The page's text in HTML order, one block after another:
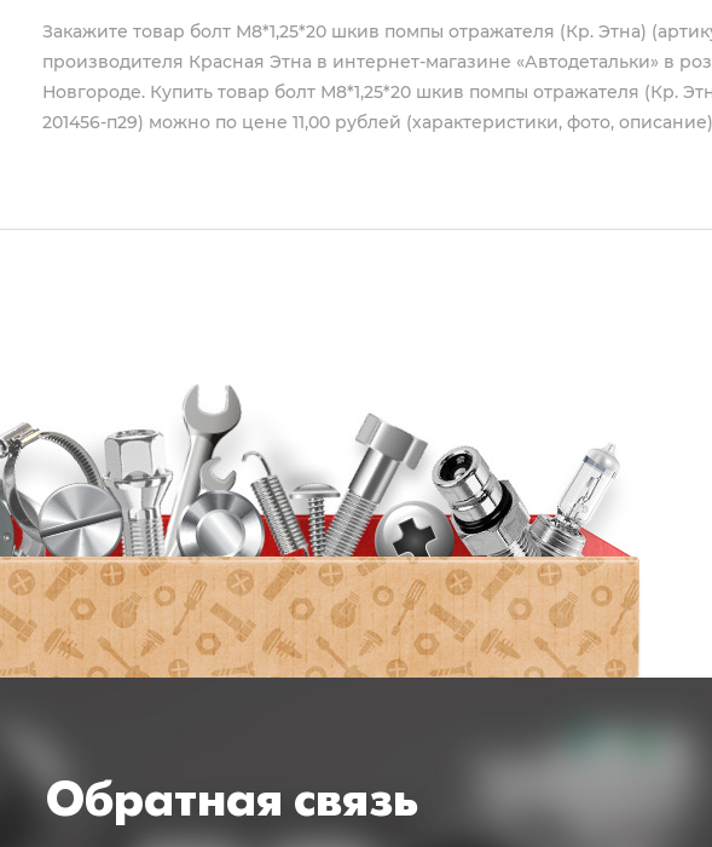
Закажите товар болт М8*1,25*20 шкив помпы отражателя (Кр. Этна)
производителя Красная Этна в интернет-магазине «Автодетальки» в
Новгороде. Купить товар болт М8*1,25*20 шкив помпы отражателя (Кр.
201456-п29) можно по цене 11,00 рублей (характеристики, фото,
Обратная связь